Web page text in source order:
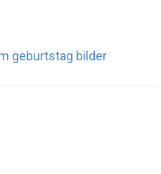
geburtstag bilder